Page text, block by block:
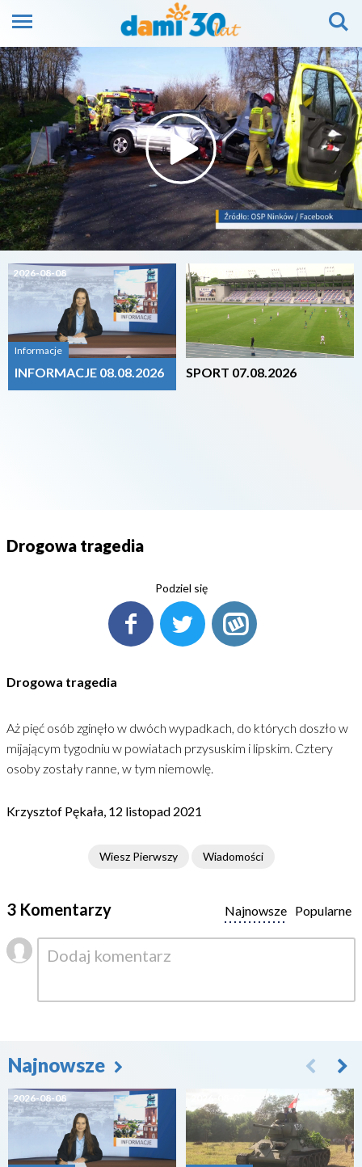
2026-08-08
Informacje
INFORMACJE 08.08.2026
2026-08-07
SPORT 07.08.2026
Drogowa tragedia
Podziel się
Drogowa tragedia
Aż pięć osób zginęło w dwóch wypadkach, do których doszło w
mijającym tygodniu w powiatach przysuskim i lipskim. Cztery
osoby zostały ranne, w tym niemowlę.
Krzysztof Pękała, 12 listopad 2021
Wiesz Pierwszy Wiadomości
3 Komentarzy Popularne
Najnowsze
Najnowsze
2026-08-08